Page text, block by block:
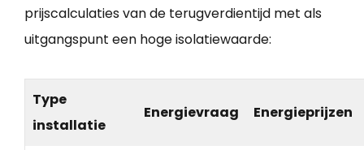
prijscalculaties van de terugverdientijd met als
uitgangspunt een hoge isolatiewaarde:
Type
installatie
Energievraag Energieprijzen